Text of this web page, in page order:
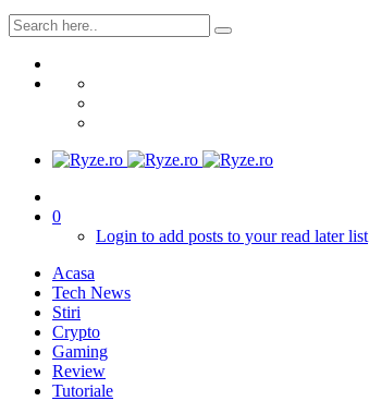
0
Login to add posts to your read later list
Acasa
Tech News
Stiri
Crypto
Gaming
Review
Tutoriale